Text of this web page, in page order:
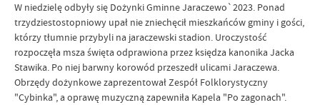
W niedzielę odbyły się Dożynki Gminne Jaraczewo`2023. Ponad
trzydziestostopniowy upał nie zniechęcił mieszkańców gminy i gości,
którzy tłumnie przybyli na jaraczewski stadion. Uroczystość
rozpoczęła msza święta odprawiona przez księdza kanonika Jacka
Stawika. Po niej barwny korowód przeszedł ulicami Jaraczewa.
Obrzędy dożynkowe zaprezentował Zespół Folklorystyczny
"Cybinka", a oprawę muzyczną zapewniła Kapela "Po zagonach".